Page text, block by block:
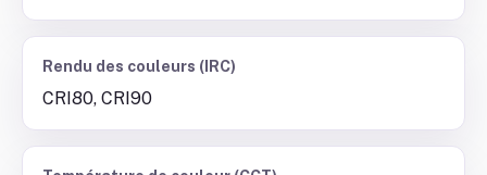
Rendu des couleurs (IRC)
CRI80, CRI90